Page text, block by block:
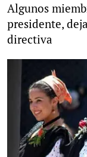
Algunos
presidente,
directiva